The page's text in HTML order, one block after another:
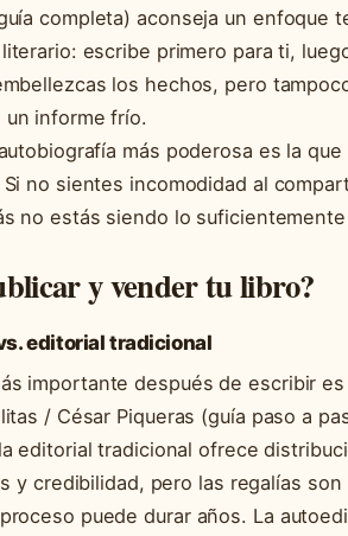
completa) aconseja un enfoque
escribe primero para ti,
los hechos, pero
informe frío.
más poderosa es la que
no sientes incomodidad al
no estás siendo lo
y vender tu libro?
editorial tradicional
importante después de escribir
/ César Piqueras (guía paso a
editorial tradicional ofrece
y credibilidad, pero las regalías son
puede durar años. La